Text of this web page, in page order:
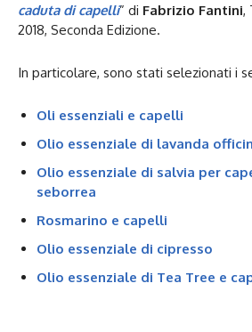
caduta di capelli” di Fabrizio Fantini,
2018, Seconda Edizione.
In particolare, sono stati selezionati i
Oli essenziali e capelli
Olio essenziale di lavanda
Olio essenziale di salvia per
seborrea
Rosmarino e capelli
Olio essenziale di cipresso
Olio essenziale di Tea Tree e